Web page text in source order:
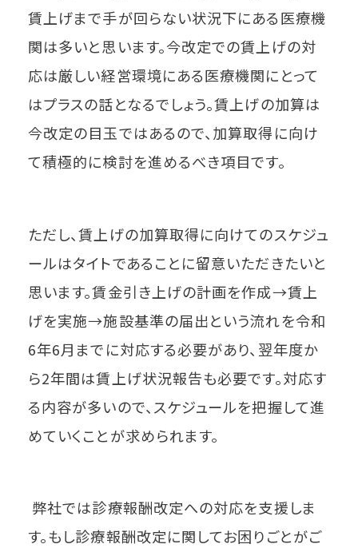
賃上げまで手が回らない状況下にある医療機
関は多いと思います。今改定での賃上げの対
応は厳しい経営環境にある医療機関にとって
はプラスの話となるでしょう。賃上げの加算は
今改定の目玉ではあるので、加算取得に向け
て積極的に検討を進めるべき項目です。
ただし、賃上げの加算取得に向けてのスケジュ
ールはタイトであることに留意いただきたいと
思います。賃金引き上げの計画を作成→賃上
げを実施→施設基準の届出という流れを令和
6年6月までに対応する必要があり、翌年度か
ら2年間は賃上げ状況報告も必要です。対応す
る内容が多いので、スケジュールを把握して進
めていくことが求められます。
弊社では診療報酬改定への対応を支援しま
す。もし診療報酬改定に関してお困りごとがご